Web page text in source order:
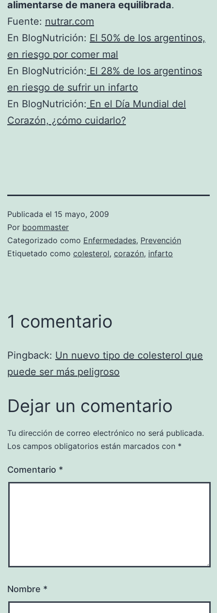
alimentarse de manera equilibrada.
Fuente: nutrar.com
En BlogNutrición: El 50% de los argentinos,
en riesgo por comer mal
En BlogNutrición: El 28% de los argentinos
en riesgo de sufrir un infarto
En BlogNutrición: En el Día Mundial del
Corazón, ¿cómo cuidarlo?
Publicada el 15 mayo, 2009
Por boommaster
Categorizado como Enfermedades, Prevención
Etiquetado como colesterol, corazón, infarto
1 comentario
Pingback: Un nuevo tipo de colesterol que
puede ser más peligroso
Dejar un comentario
Tu dirección de correo electrónico no será publicada.
Los campos obligatorios están marcados con *
Comentario *
Nombre *